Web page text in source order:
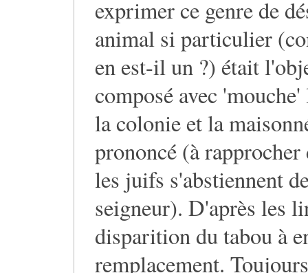
exprimer ce genre de
animal si particulier
en est-il un ?) était
composé avec
la colonie et la
prononcé (à
les juifs s'abstiennent
seigneur). D'après les
disparition du tabou à
remplacement.